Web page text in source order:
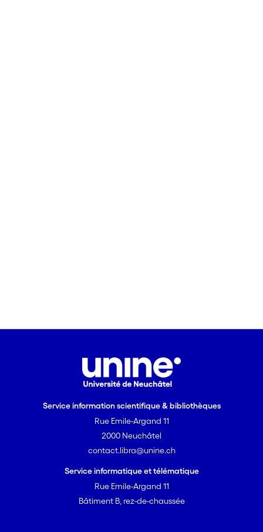
Service information scientifique & bibliothèques
Rue Emile-Argand 11
2000 Neuchâtel
contact.libra@unine.ch
Service informatique et télématique
Rue Emile-Argand 11
Bâtiment B, rez-de-chaussée